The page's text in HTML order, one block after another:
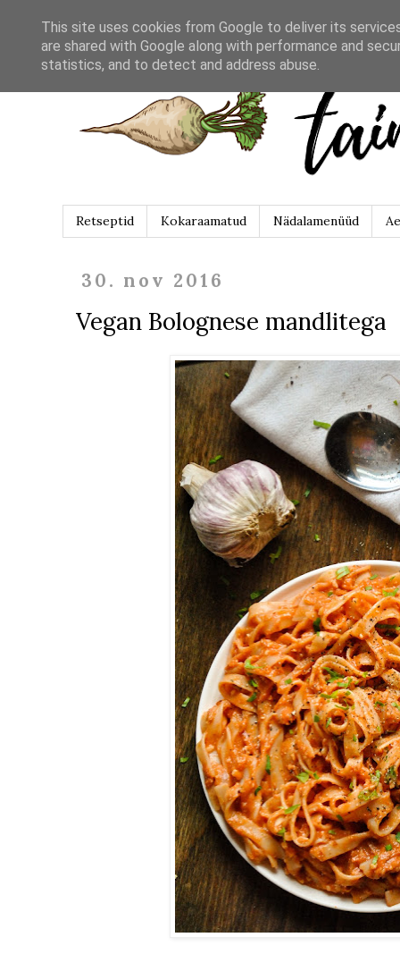
Retseptid Kokaraamatud Nädalamenüüd
30. nov 2016
Vegan Bolognese mandlitega
This site uses cookies from Google to deliver its
are shared with Google along with performance and
statistics, and to detect and address abuse.